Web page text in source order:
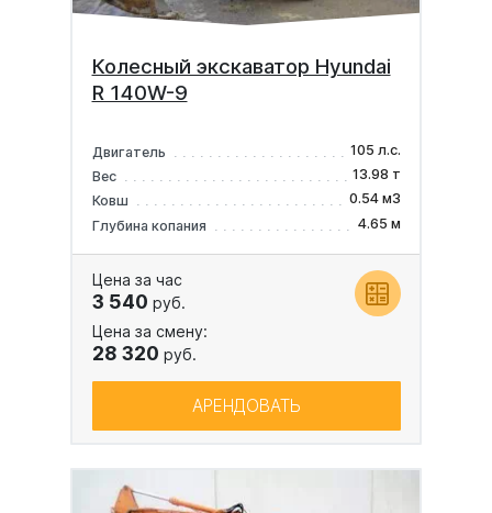
Колесный экскаватор Hyundai
R 140W-9
Двигатель
105 л.с.
Вес
13.98 т
Ковш
0.54 м3
Глубина копания
4.65 м
Цена за час
3 540 руб.
Цена за смену:
28 320 руб.
АРЕНДОВАТЬ